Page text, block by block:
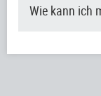
Wie kann ich